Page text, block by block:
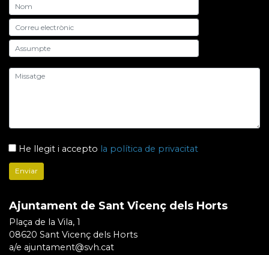
He llegit i accepto la política de privacitat
Ajuntament de Sant Vicenç dels Horts
Plaça de la Vila, 1
08620 Sant Vicenç dels Horts
a/e ajuntament@svh.cat